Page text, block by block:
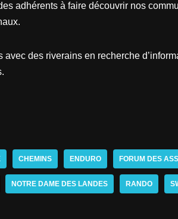
adhérents à faire découvrir nos
avec des riverains en recherche
CHEMINS ENDURO FORUM DES
NOTRE DAME DES LANDES RANDO